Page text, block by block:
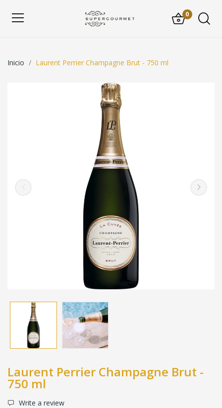
0
Inicio Laurent Perrier Champagne Brut - 750 ml
Laurent Perrier Champagne Brut -
750 ml
Write a review